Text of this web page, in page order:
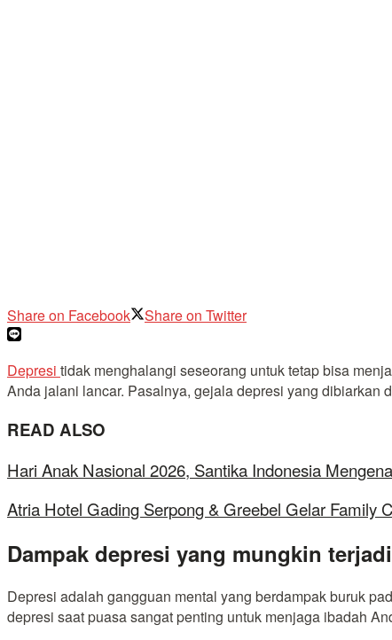
Share on Facebook Share on Twitter
Depresi tidak menghalangi seseorang untuk tetap bisa
Anda jalani lancar. Pasalnya, gejala depresi yang dibiarkan
READ ALSO
Hari Anak Nasional 2026, Santika Indonesia
Atria Hotel Gading Serpong & Greebel Gelar Family
Dampak depresi yang mungkin
Depresi adalah gangguan mental yang berdampak buruk
depresi saat puasa sangat penting untuk menjaga ibadah